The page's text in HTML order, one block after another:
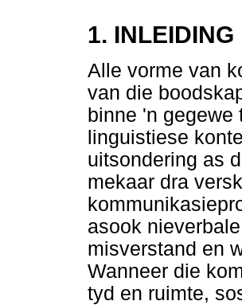
1. INLEIDING
Alle vorme van
van die
binne 'n gegewe
linguistiese
uitsondering as
mekaar dra
asook
misverstand en
Wanneer die
tyd en ruimte,